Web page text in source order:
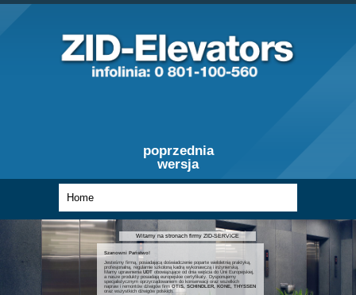
poprzednia
wersja
Witamy na stronach firmy ZID-SERVICE
Szanowni Państwo!
Jesteśmy firmą, posiadającą doświadczenie poparte wieloletnią praktyką,
profesjonalną, regularnie szkoloną kadrą wykonawczą i inżynierską.
Mamy uprawnieniaUDT obowiązujące od dnia wejścia do Unii Europejskiej,
a nasze produkty posiadają europejskie certyfikaty. Dysponujemy
specjalistycznym oprzyrządowaniem do konserwacji oraz wszelkich
napraw i remontów dźwigów firmOTIS, SCHINDLER, KONE, THYSSEN
oraz wszystkich dźwigów polskich.